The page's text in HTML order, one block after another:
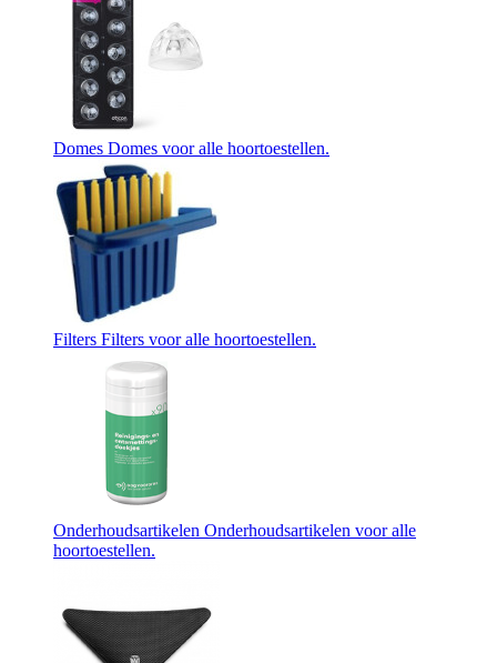
Domes Domes voor alle hoortoestellen.
Filters Filters voor alle hoortoestellen.
Onderhoudsartikelen Onderhoudsartikelen voor alle
hoortoestellen.